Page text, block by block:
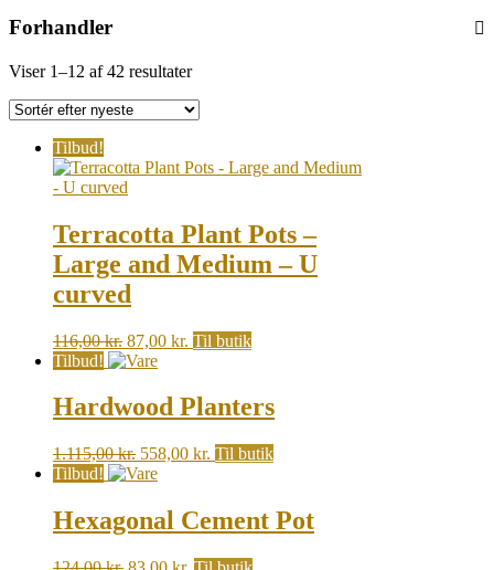
Forhandler
Viser 1–12 af 42 resultaterSorted
latest
Tilbud!
Terracotta Plant Pots –
Large and Medium – U
curved
116,00kr. Original
price
116,00 kr..
87,00 kr. Current
87,00 kr..
Til butik
Tilbud!
Hardwood Planters
1.115,00kr. Original
price
1.115,00 kr..
558,00 kr. Current
558,00 kr..
Til butik
Tilbud!
Hexagonal Cement Pot